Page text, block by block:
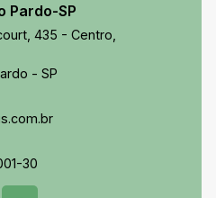
Pardo-SP
435 - Centro,
- SP
30